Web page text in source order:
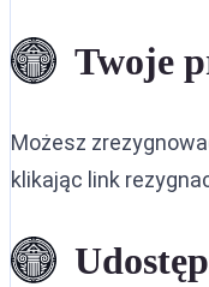
Twoje
Możesz
klikając link